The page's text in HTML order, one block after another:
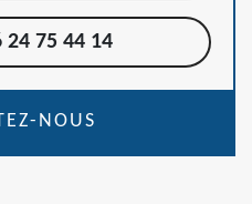
24 75 44 14
NOUS